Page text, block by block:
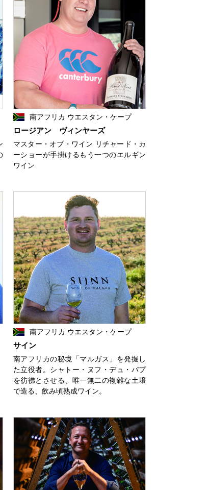
南アフリカ ウエスタン・ケープ
ロージアン ヴィンヤーズ
マスター・オブ・ワイン リチャード・カ
ーショーが手掛けるもう一つのエルギン
ワイン
南アフリカ ウエスタン・ケープ
サイン
南アフリカの秘境「マルガス」を発掘し
た立役者。シャトー・ヌフ・デュ・パプ
を彷彿とさせる、唯一無二の複雑な土壌
で造る、飲み頃熟成ワイン。